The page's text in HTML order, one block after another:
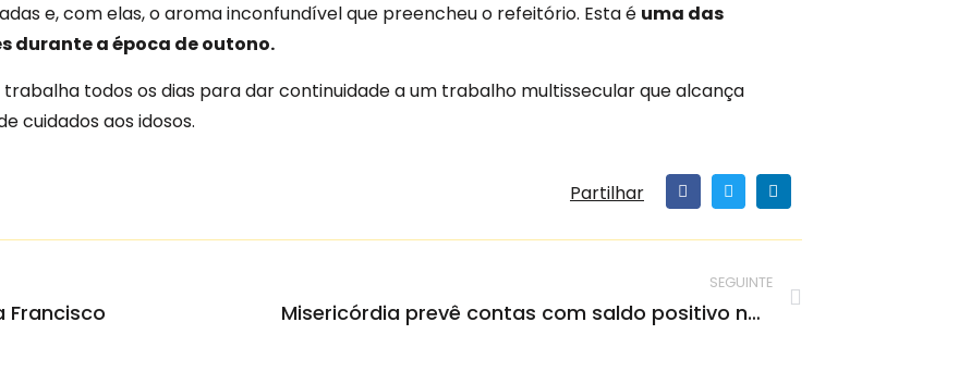
e, com elas, o aroma inconfundível que preencheu o refeitório. Esta é uma das
durante a época de outono.
trabalha todos os dias para dar continuidade a um trabalho multissecular que alcança
cuidados aos idosos.
Partilhar
Francisco
SEGUINTE
Misericórdia prevê contas com saldo positivo no próximo ano